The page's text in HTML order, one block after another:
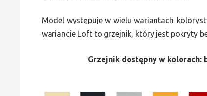
Model występuje w wielu wariantach
wariancie Loft to grzejnik, który jest pokryty
Grzejnik dostępny w kolorach: